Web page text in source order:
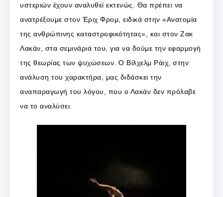
υστεριών έχουν αναλυθεί εκτενώς. Θα πρέπει να
ανατρέξουμε στον Έριχ Φρομ, ειδικά στην «Ανατομία
της ανθρώπινης καταστροφικότητας», και στον Ζακ
Λακάν, στα σεμινάριά του, για να δούμε την εφαρμογή
της θεωρίας των ψυχώσεων. Ο Βίλχελμ Ράιχ, στην
ανάλυση του χαρακτήρα, μας διδάσκει την
αναπαραγωγή του λόγου, που ο Λακάν δεν πρόλαβε
να το αναλύσει.